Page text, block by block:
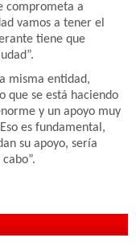
comprometa a
vamos a tener el
tiene que
misma entidad,
que se está haciendo
y un apoyo muy
es fundamental,
su apoyo, sería